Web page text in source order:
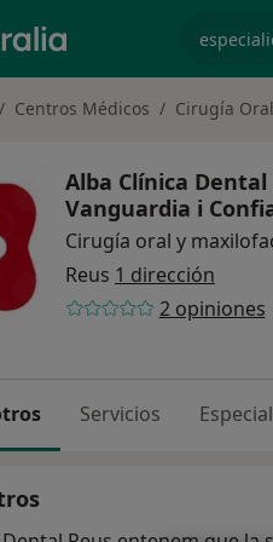
Centros Médicos Cirugía
Alba Clínica
Vanguardia i
Cirugía oral y
Reus 1 dirección
2 opiniones
Servicios